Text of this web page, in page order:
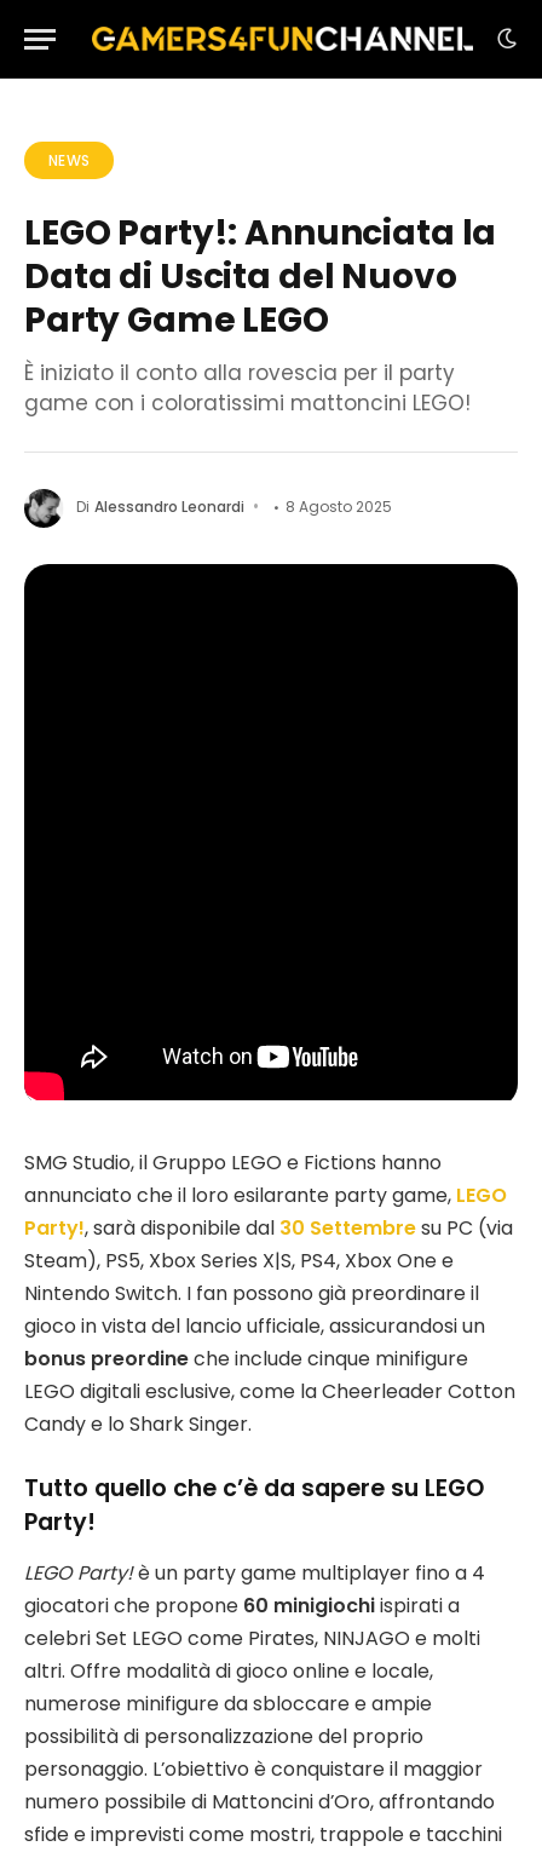
NEWS
LEGO Party!: Annunciata la
Data di Uscita del Nuovo
Party Game LEGO
È iniziato il conto alla rovescia per il party
game con i coloratissimi mattoncini LEGO!
Di Alessandro Leonardi 8 Agosto 2025
SMG Studio, il Gruppo LEGO e Fictions hanno
annunciato che il loro esilarante party game, LEGO
Party!, sarà disponibile dal 30 Settembresu PC (via
Steam), PS5, Xbox Series X|S, PS4, Xbox One e
Nintendo Switch. I fan possono già preordinare il
gioco in vista del lancio ufficiale, assicurandosi un
bonus preordineche include cinque minifigure
LEGO digitali esclusive, come la Cheerleader Cotton
Candy e lo Shark Singer.
Tutto quello che c’è da sapere su LEGO
Party!
LEGO Party!è un party game multiplayer fino a 4
giocatori che propone 60 minigiochiispirati a
celebri Set LEGO come Pirates, NINJAGO e molti
altri. Offre modalità di gioco online e locale,
numerose minifigure da sbloccare e ampie
possibilità di personalizzazione del proprio
personaggio. L’obiettivo è conquistare il maggior
numero possibile di Mattoncini d’Oro, affrontando
sfide e imprevisti come mostri, trappole e tacchini